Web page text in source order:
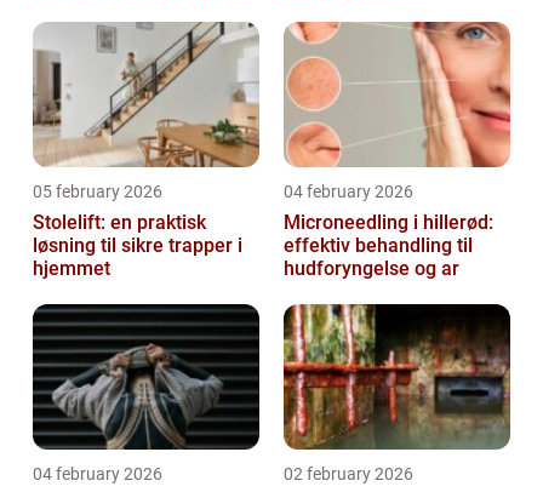
05 february 2026
Stolelift: en praktisk
løsning til sikre trapper i
hjemmet
04 february 2026
Microneedling i hillerød:
effektiv behandling til
hudforyngelse og ar
04 february 2026 02 february 2026